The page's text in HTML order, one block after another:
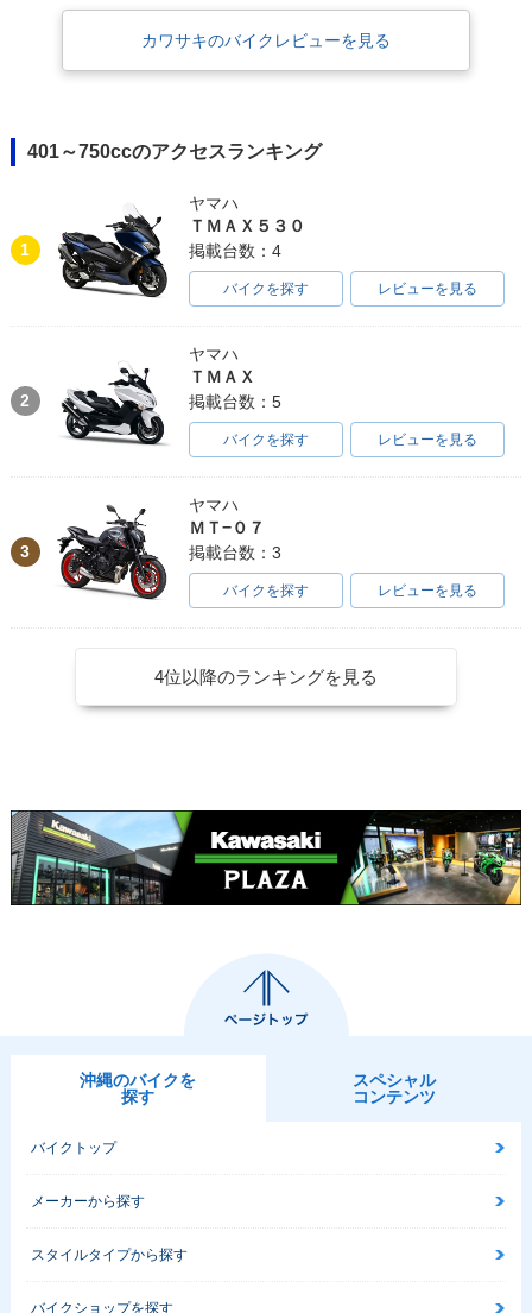
カワサキのバイクレビューを見る
401～750ccのアクセスランキング
1
ヤマハ
ＴＭＡＸ５３０
掲載台数：4
バイクを探す レビューを見る
2
ヤマハ
ＴＭＡＸ
掲載台数：5
バイクを探す レビューを見る
3
ヤマハ
ＭＴ−０７
掲載台数：3
バイクを探す レビューを見る
4位以降のランキングを見る
沖縄のバイクを
探す
スペシャル
コンテンツ
バイクトップ
メーカーから探す
スタイルタイプから探す
バイクショップを探す